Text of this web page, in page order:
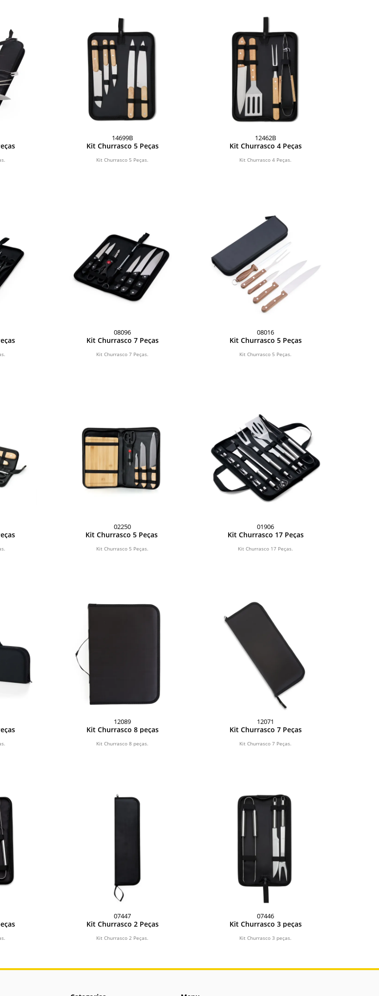
14699B
Kit Churrasco 5 Peças
Kit Churrasco 5 Peças.
12462B
Kit Churrasco 4 Peças
Kit Churrasco 4 Peças.
08096
Kit Churrasco 7 Peças
Kit Churrasco 7 Peças.
08016
Kit Churrasco 5 Peças
Kit Churrasco 5 Peças.
02250
Kit Churrasco 5 Peças
Kit Churrasco 5 Peças.
01906
Kit Churrasco 17 Peças
Kit Churrasco 17 Peças.
12089
Kit Churrasco 8 peças
Kit Churrasco 8 peças.
12071
Kit Churrasco 7 Peças
Kit Churrasco 7 Peças.
07447
Kit Churrasco 2 Peças
Kit Churrasco 2 Peças.
07446
Kit Churrasco 3 peças
Kit Churrasco 3 peças.